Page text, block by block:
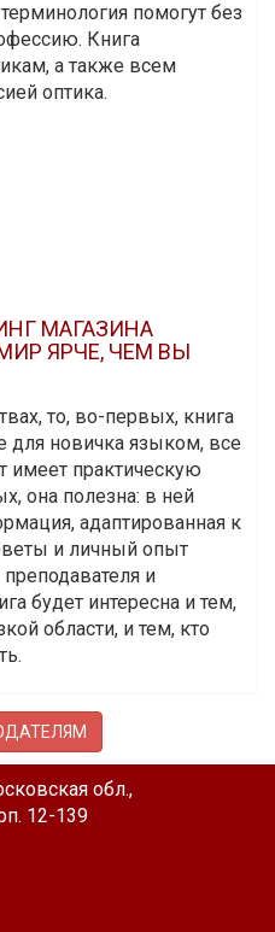
помогут без
Книга
а также всем
оптика.
МАГАЗИНА
ЯРЧЕ, ЧЕМ ВЫ
то, во-первых, книга
для новичка языком, все
имеет практическую
она полезна: в ней
адаптированная к
и личный опыт
и
будет интересна и тем,
области, и тем, кто
обл.,
12-139